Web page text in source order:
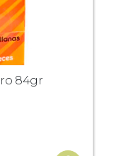
84gr